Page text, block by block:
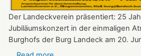
Der Landeckverein präsentiert: 25
Jubiläumskonzert in der einmaligen
Burghofs der Burg Landeck am 20.